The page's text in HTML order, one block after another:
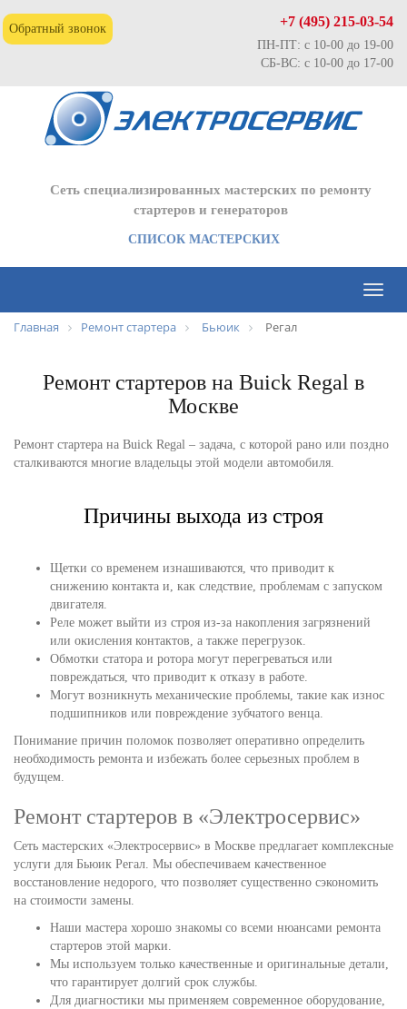
Обратный звонок +7 (495) 215-03-54
ПН-ПТ: с 10-00 до 19-00
СБ-ВС: с 10-00 до 17-00
Сеть специализированных мастерских по ремонту
стартеров и генераторов
СПИСОК МАСТЕРСКИХ
Toggle
Главная Ремонт стартера Бьюик Регал
Ремонт стартеров на Buick Regal в
Москве
Ремонт стартера на Buick Regal – задача, с которой рано или поздно
сталкиваются многие владельцы этой модели автомобиля.
Причины выхода из строя
Щетки со временем изнашиваются, что приводит к
снижению контакта и, как следствие, проблемам с запуском
двигателя.
Реле может выйти из строя из-за накопления загрязнений
или окисления контактов, а также перегрузок.
Обмотки статора и ротора могут перегреваться или
повреждаться, что приводит к отказу в работе.
Могут возникнуть механические проблемы, такие как износ
подшипников или повреждение зубчатого венца.
Понимание причин поломок позволяет оперативно определить
необходимость ремонта и избежать более серьезных проблем в
будущем.
Ремонт стартеров в «Электросервис»
Сеть мастерских «Электросервис» в Москве предлагает комплексные
услуги для Бьюик Регал. Мы обеспечиваем качественное
восстановление недорого, что позволяет существенно сэкономить
на стоимости замены.
Наши мастера хорошо знакомы со всеми нюансами ремонта
стартеров этой марки.
Мы используем только качественные и оригинальные детали,
что гарантирует долгий срок службы.
Для диагностики мы применяем современное оборудование,